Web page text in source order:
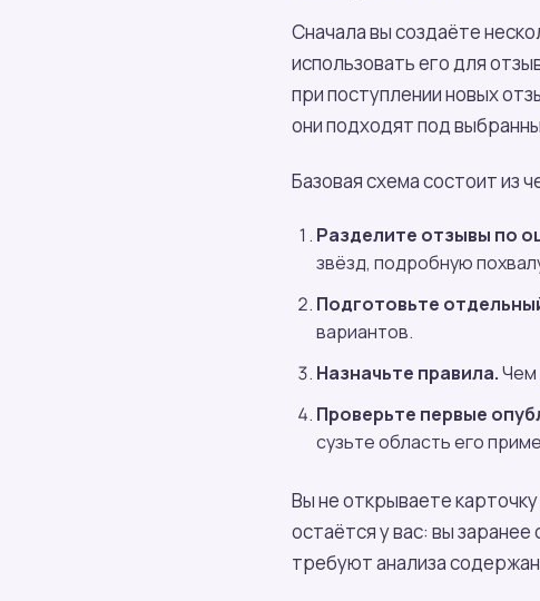
Сначала вы создаёте
использовать его для
при поступлении новых
они подходят под
Базовая схема состоит из
Разделите отзывы по
звёзд, подробную
Подготовьте
вариантов.
Назначьте правила.Чем
Проверьте первые
сузьте область его
Вы не открываете
остаётся у вас: вы
требуют анализа